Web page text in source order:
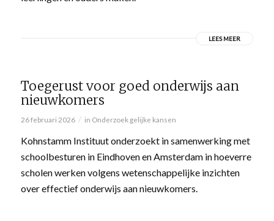
LEES MEER
Toegerust voor goed onderwijs aan
nieuwkomers
26 februari 2026 / in Onderzoek gelijke kansen
Kohnstamm Instituut onderzoekt in samenwerking met
schoolbesturen in Eindhoven en Amsterdam in hoeverre
scholen werken volgens wetenschappelijke inzichten
over effectief onderwijs aan nieuwkomers.